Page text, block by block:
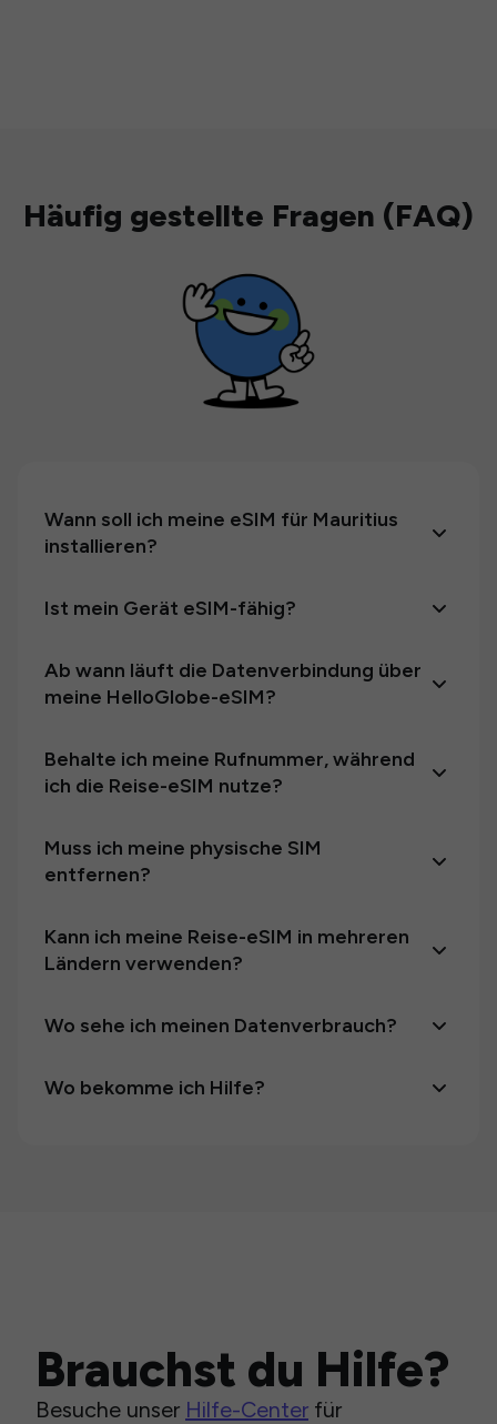
Häufig gestellte Fragen (FAQ)
Wann soll ich meine eSIM für Mauritius
installieren?
Ist mein Gerät eSIM-fähig?
Ab wann läuft die Datenverbindung über
meine HelloGlobe-eSIM?
Behalte ich meine Rufnummer, während
ich die Reise-eSIM nutze?
Muss ich meine physische SIM
entfernen?
Kann ich meine Reise-eSIM in mehreren
Ländern verwenden?
Wo sehe ich meinen Datenverbrauch?
Wo bekomme ich Hilfe?
Brauchst du Hilfe?
Besuche unser Hilfe-Center für